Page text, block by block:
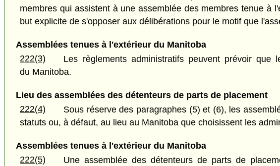
membres qui assistent à une assemblée des membres tenue à
but explicite de s'opposer aux délibérations pour le motif que
Assemblées tenues à l'extérieur du Manitoba
222(3)
Les règlements administratifs peuvent prévoir
du Manitoba.
Lieu des assemblées des détenteurs de parts de placement
222(4)
Sous réserve des paragraphes (5) et (6), les
statuts ou, à défaut, au lieu au Manitoba que choisissent les
Assemblées tenues à l'extérieur du Manitoba
222(5)
Une assemblée des détenteurs de parts de